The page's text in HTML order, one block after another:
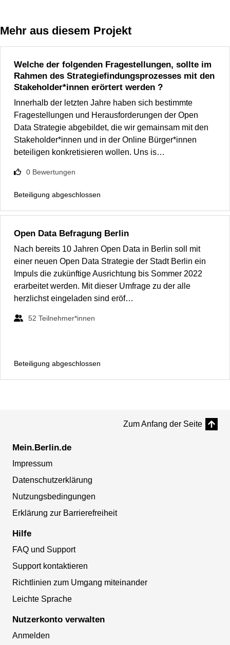
Mehr aus diesem Projekt
Welche der folgenden Fragestellungen, sollte im
Rahmen des Strategiefindungsprozesses mit den
Stakeholder*innen erörtert werden ?
Innerhalb der letzten Jahre haben sich bestimmte
Fragestellungen und Herausforderungen der Open
Data Strategie abgebildet, die wir gemainsam mit den
Stakeholder*innen und in der Online Bürger*innen
beteiligen konkretisieren wollen. Uns is…
0 Bewertungen
Beteiligung abgeschlossen
Open Data Befragung Berlin
Nach bereits 10 Jahren Open Data in Berlin soll mit
einer neuen Open Data Strategie der Stadt Berlin ein
Impuls die zukünftige Ausrichtung bis Sommer 2022
erarbeitet werden. Mit dieser Umfrage zu der alle
herzlichst eingeladen sind eröf…
52 Teilnehmer*innen
Beteiligung abgeschlossen
Zum Anfang der Seite
Mein.Berlin.de
Impressum
Datenschutzerklärung
Nutzungsbedingungen
Erklärung zur Barrierefreiheit
Hilfe
FAQ und Support
Support kontaktieren
Richtlinien zum Umgang miteinander
Leichte Sprache
Nutzerkonto verwalten
Anmelden